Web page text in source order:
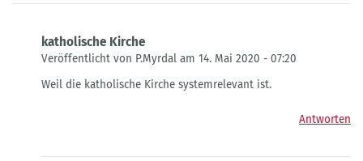
katholische Kirche
Veröffentlicht von P.Myrdal am 14. Mai 2020 - 07:20
auf
Weil die katholische Kirche systemrelevant ist.
Antworten